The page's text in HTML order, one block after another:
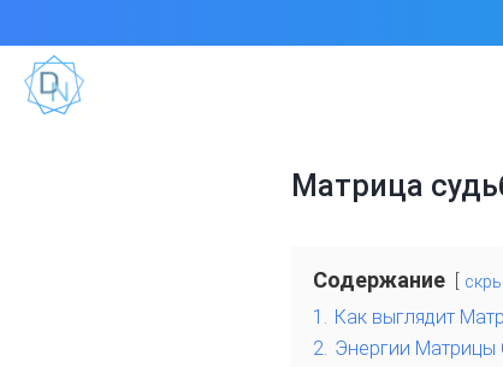
Матрица
Содержание
1. Как выглядит
2. Энергии